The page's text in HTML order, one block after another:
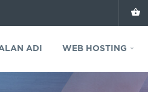
ADI WEB HOSTING